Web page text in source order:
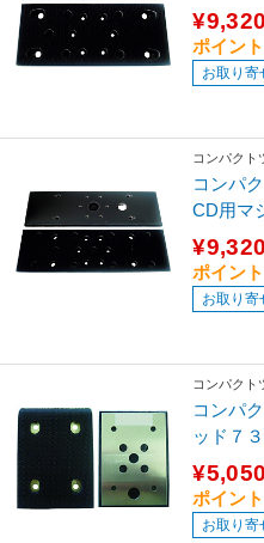
¥9,320
ポイン
お取り寄
コンパクト
コンパ
CD用マ
¥9,320
ポイン
お取り寄
コンパクト
コンパ
ッド７
¥5,050
ポイン
お取り寄